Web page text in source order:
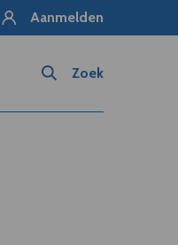
Aanmelden
Zoek